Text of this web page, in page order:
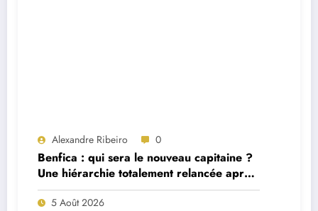
Alexandre Ribeiro 0
Benfica : qui sera le nouveau capitaine ?
Une hiérarchie totalement relancée après
deux départs majeurs
5 Août 2026